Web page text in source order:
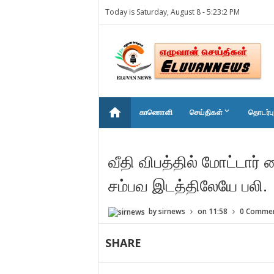
Today is Saturday, August 8 -5:23:2 PM
home காணொளி செய்திகள் keyboard_arrow_down
வீதி விபத்தில்
சம்பவ இடத்திலேயே பலி.
bysirnews on 11:58 0
SHARE